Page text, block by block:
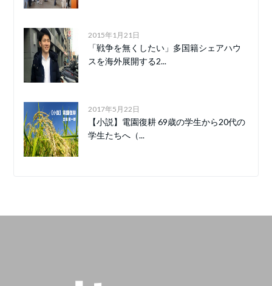
2015年1月21日
「戦争を無くしたい」多国籍シェアハウ
スを海外展開する2...
2017年5月22日
【小説】電園復耕 69歳の学生から20代の
学生たちへ（...